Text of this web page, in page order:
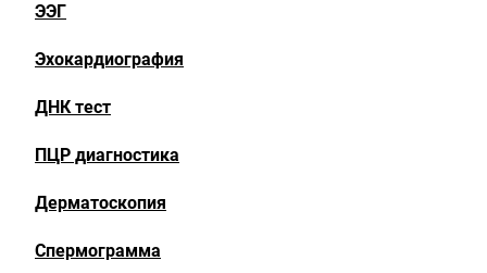
ЭЭГ
Эхокардиография
ДНК тест
ПЦР диагностика
Дерматоскопия
Спермограмма